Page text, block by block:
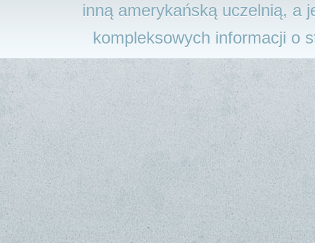
inną amerykańską uczelnią, a
kompleksowych informacji o